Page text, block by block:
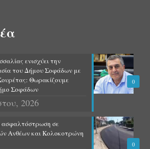
0
ενισχύει την
του Δήμου Σοφάδων με
Θωρακίζουμε
Σοφάδων
2026
0
σε
Ανθέων και Κολοκοτρώνη